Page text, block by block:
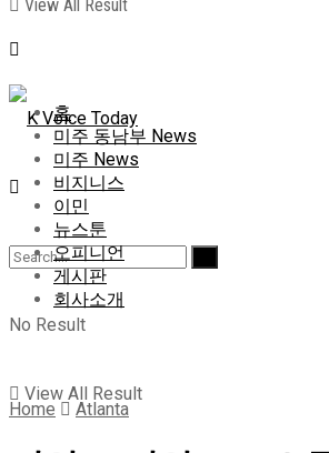
View All Result
No Result
View All Result
홈
미주 동남부 News
미주 News
비지니스
이민
뉴스툰
오피니언
게시판
회사소개
Home Atlanta